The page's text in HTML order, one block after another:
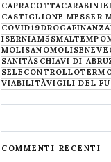
CAPRACOTTA
CASTIGLIONE MESSER
COVID19DROGAFINANZA
ISERNIAM5SMALTEMPO
MOLISANOMOLISENEVE
SANITÀSCHIAVI DI
SELECONTROLLO
VIABILITÀVIGILI DEL
COMMENTI RECENTI